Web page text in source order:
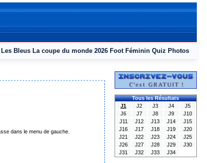
Les Bleus La coupe du monde 2026 Foot Féminin Quiz Photos
dans le menu de gauche.
Tous les Résultats
J1
J2 J3 J4
J5
J6
J7 J8 J9
J10
J11
J12 J13 J14
J15
J16
J17 J18 J19
J20
J21
J22 J23 J24
J25
J26
J27 J28 J29
J30
J31
J32 J33 J34